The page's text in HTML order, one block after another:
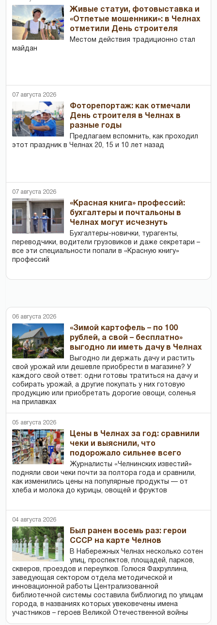
Живые статуи, фотовыставка и
«Отпетые мошенники»: в Челнах
отметили День строителя
Местом действия традиционно стал
майдан
07 августа 2026
Фоторепортаж: как отмечали
День строителя в Челнах в
разные годы
Предлагаем вспомнить, как проходил
этот праздник в Челнах 20, 15 и 10 лет назад
07 августа 2026
«Красная книга» профессий:
бухгалтеры и почтальоны в
Челнах могут исчезнуть
Бухгалтеры-новички, тур­агенты,
переводчики, водители грузовиков и даже секретари –
все эти специальности попали в «Красную книгу»
профессий
06 августа 2026
«Зимой картофель – по 100
рублей, а свой – бесплатно»
выгодно ли иметь дачу в Челнах
Выгодно ли держать дачу и растить
свой урожай или дешевле приобрести в магазине? У
каждого свой ответ: одни готовы тратиться на дачу и
собирать урожай, а другие покупать у них готовую
продукцию или приобретать дорогие овощи, соленья
на прилавках
05 августа 2026
Цены в Челнах за год: сравнили
чеки и выяснили, что
подорожало сильнее всего
Журналисты «Челнинских известий»
подняли свои чеки почти за полтора года и сравнили,
как изменились цены на популярные продукты — от
хлеба и молока до курицы, овощей и фруктов
04 августа 2026
Был ранен восемь раз: герои
СССР на карте Челнов
В Набережных Челнах несколько сотен
улиц, проспектов, площадей, парков,
скверов, проездов и переулков. Голюся Фахруллина,
заведующая сектором отдела методической и
инновационной работы Централизованной
библиотечной системы составила библиогид по улицам
города, в названиях которых увековечены имена
участников – героев Великой Отечественной войны